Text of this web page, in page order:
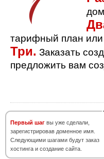
тарифный план или
Три. Заказать
предложить вам
Первый шаг вы уже сделали,
зарегистрировав доменное имя.
Следующими шагами будут заказ
хостинга и создание сайта.